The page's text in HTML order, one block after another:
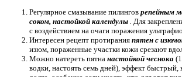
Регулярное смазывание пилингов репейным
соком, настойкой календулы . Для
с воздействием на очаги поражения
Интересен рецепт протирания пятен с
изюм, пораженные участки кожи срезают
Можно натереть пятна настойкой чеснока
водки, настоять семь дней), эффект быстрый,